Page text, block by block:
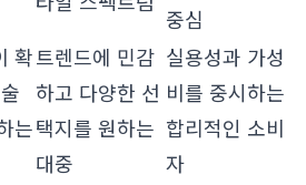
중심
확
는
트렌드에 민감
하고 다양한 선
택지를 원하는
대중
실용성과 가성
비를 중시하는
합리적인 소비
자